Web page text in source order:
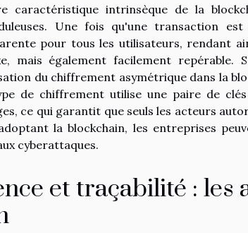
caractéristique intrinsèque de la
Une fois qu'une transaction
pour tous les utilisateurs, rendant
mais également facilement
du chiffrement asymétrique dans la
de chiffrement utilise une paire de
ce qui garantit que seuls les acteurs
la blockchain, les entreprises
cyberattaques.
et traçabilité : les